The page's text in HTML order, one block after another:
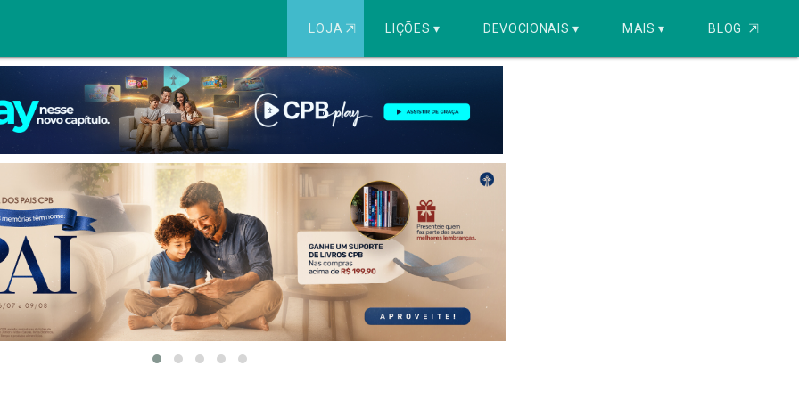
LOJA ⇱ LIÇÕES ▾ DEVOCIONAIS ▾ MAIS ▾ BLOG ⇱